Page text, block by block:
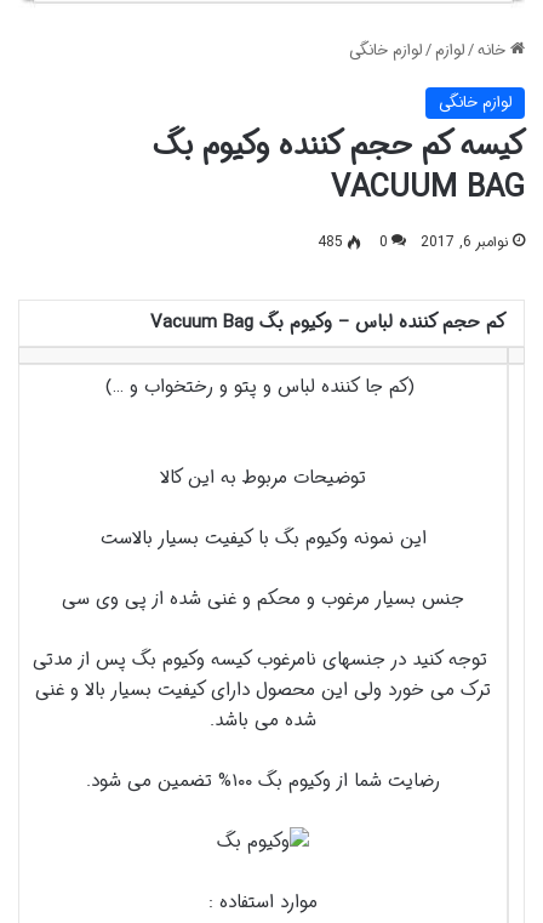
خانه/لوازم/لوازم خانگی
لوازم خانگی
کیسه کم حجم کننده وکیوم بگ
VACUUM BAG
نوامبر 6, 2017 0
485
کم حجم کننده لباس – وکیوم بگ Vacuum Bag
(کم جا کننده لباس و پتو و رختخواب و …)
توضیحات مربوط به این کالا
این نمونه وکیوم بگ با کیفیت بسیار بالاست
جنس بسیار مرغوب و محکم و غنی شده از پی وی سی
توجه کنید در جنسهای نامرغوب کیسه وکیوم بگ پس از مدتی
ترک می خورد ولی این محصول دارای کیفیت بسیار بالا و غنی
شده می باشد.
رضایت شما از وکیوم بگ ۱۰۰% تضمین می شود.
موارد استفاده :